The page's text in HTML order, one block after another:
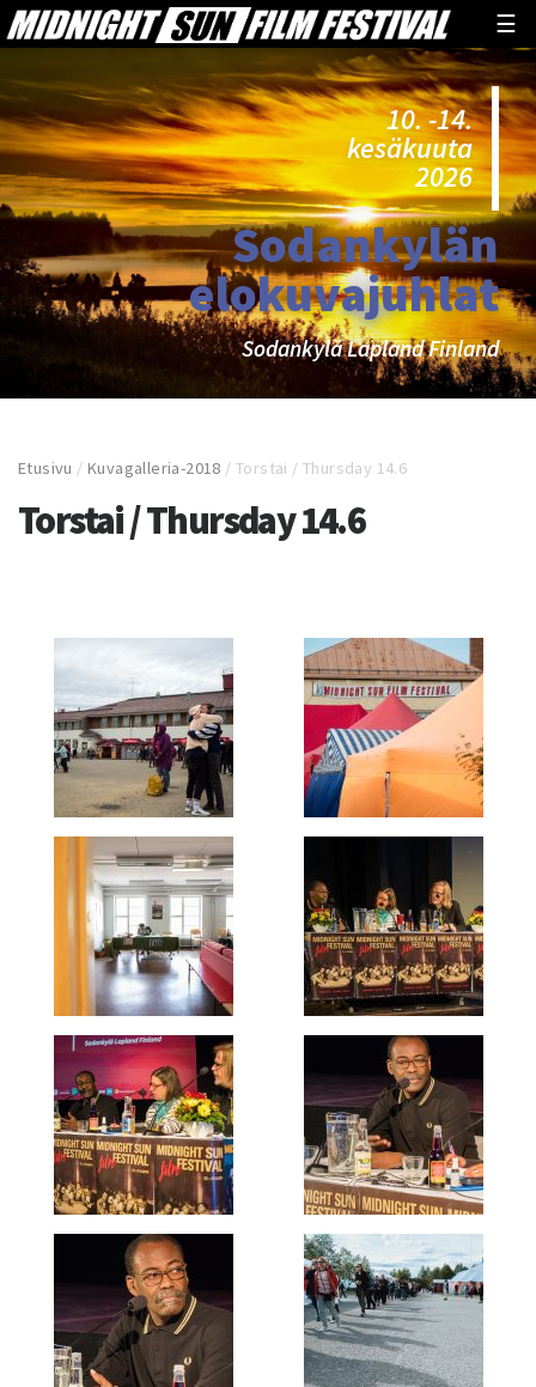
☰
10. -14.
kesäkuuta
2026
Sodankylän
elokuvajuhlat
Sodankylä Lapland Finland
Etusivu /Kuvagalleria-2018 /Torstai / Thursday 14.6
Torstai / Thursday 14.6